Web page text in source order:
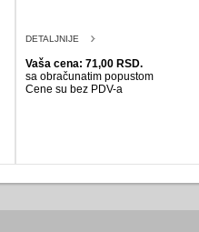
DETALJNIJE
Vaša cena: 71,00 RSD.
sa obračunatim popustom
Cene su bez PDV-a